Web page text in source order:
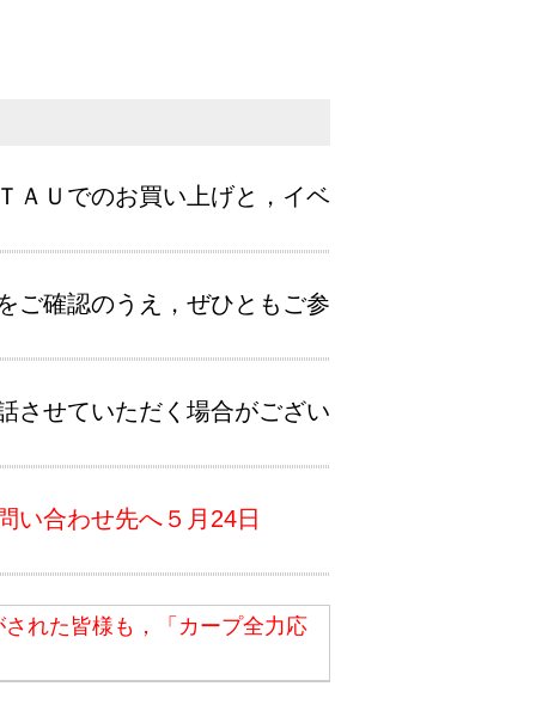
ＡＵでのお買い上げと，イベ
ご確認のうえ，ぜひともご参
させていただく場合がござい
い合わせ先へ５月24日
れた皆様も，「カープ全力応